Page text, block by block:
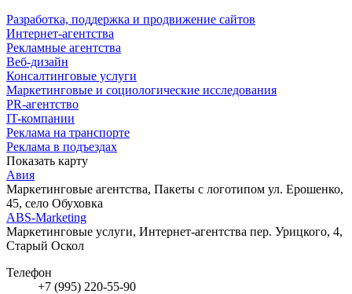
Разработка, поддержка и продвижение сайтов
Интернет-агентства
Рекламные агентства
Веб-дизайн
Консалтинговые услуги
Маркетинговые и социологические исследования
PR-агентство
IT-компании
Реклама на транспорте
Реклама в подъездах
Показать карту
Авия
Маркетинговые агентства, Пакеты с логотипом ул. Ерошенко,
45, село Обуховка
ABS-Marketing
Маркетинговые услуги, Интернет-агентства пер. Урицкого, 4,
Старый Оскол
Телефон
+7 (995) 220-55-90